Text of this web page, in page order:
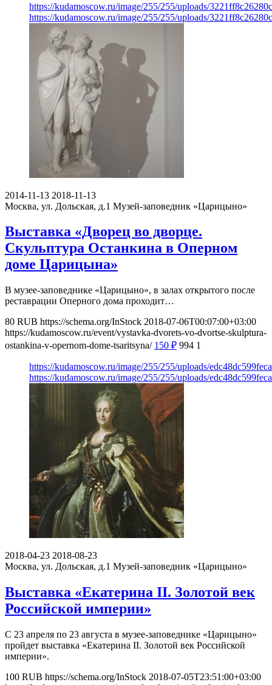
https://kudamoscow.ru/image/255/255/uploads/
https://kudamoscow.ru/image/255/255/uploads/
2014-11-13 2018-11-13
Москва, ул. Дольская, д.1 Музей-заповедник «Царицыно»
Выставка «Дворец во дворце.
Скульптура Останкина в Оперном
доме Царицына»
В музее-заповеднике «Царицыно», в залах открытого после
реставрации Оперного дома проходит…
80 RUB https://schema.org/InStock 2018-07-06T00:07:00+03:00
https://kudamoscow.ru/event/vystavka-dvorets-vo-dvortse-skulptura-
ostankina-v-opernom-dome-tsaritsyna/ 150 ₽ 994 1
https://kudamoscow.ru/image/255/255/uploads/
https://kudamoscow.ru/image/255/255/uploads/
2018-04-23 2018-08-23
Москва, ул. Дольская, д.1 Музей-заповедник «Царицыно»
Выставка «Екатерина II. Золотой век
Российской империи»
С 23 апреля по 23 августа в музее-заповеднике «Царицыно»
пройдет выставка «Екатерина II. Золотой век Российской
империи».
100 RUB https://schema.org/InStock 2018-07-05T23:51:00+03:00